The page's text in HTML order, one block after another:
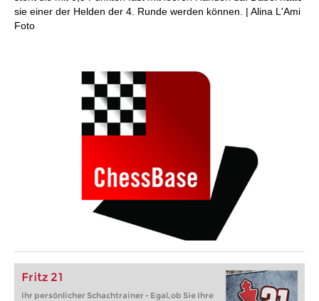
sie einer der Helden der 4. Runde werden können. | Alina L'Ami
Foto
Fritz 21
Ihr persönlicher Schachtrainer - Egal, ob Sie Ihre